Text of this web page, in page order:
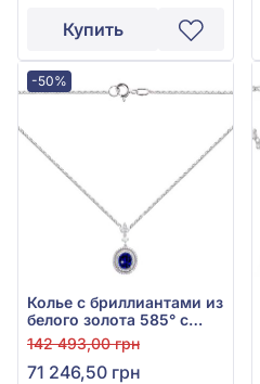
Купить
-50%
Колье с бриллиантами из
белого золота 585° с
синим сапфиром 1,64ct и
бриллиантом 0,27ct, арт.
6-62050
142 493,00 грн
71 246,50 грн